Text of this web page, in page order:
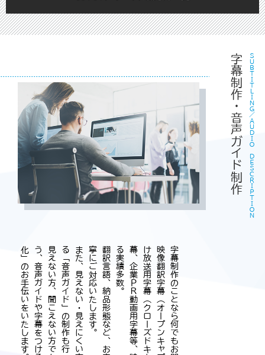
ＳＵＢＴＩＴＬＩＮＧ／ＡＵＤＩＯ ＤＥＳＣＲＩＰＴＩＯＮ
字幕制作・音声ガイド制作
。
。